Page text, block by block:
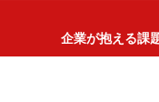
企業が抱える課